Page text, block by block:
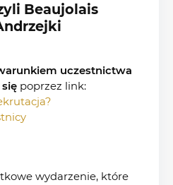
Beaujolais
uczestnictwa
poprzez link:
wydarzenie, które